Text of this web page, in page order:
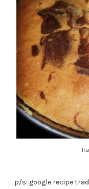
p/s: google recipe